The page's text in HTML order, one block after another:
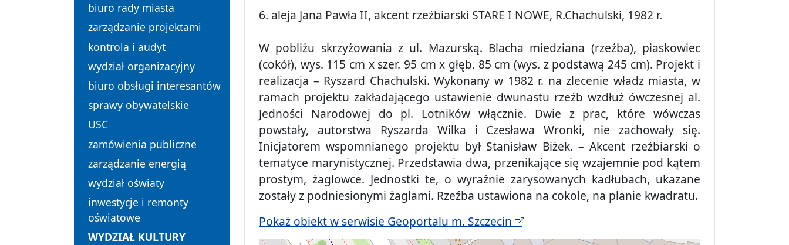
biuro rady miasta
zarządzanie projektami
kontrola i audyt
wydział organizacyjny
biuro obsługi interesantów
sprawy obywatelskie
USC
zamówienia publiczne
zarządzanie energią
wydział oświaty
inwestycje i remonty
oświatowe
WYDZIAŁ KULTURY
6. aleja Jana Pawła II, akcent rzeźbiarski STARE I NOWE, R.Chachulski, 1982 r.
W pobliżu skrzyżowania z ul. Mazurską. Blacha miedziana (rzeźba), piaskowiec
(cokół), wys. 115 cm x szer. 95 cm x głęb. 85 cm (wys. z podstawą 245 cm). Projekt i
realizacja – Ryszard Chachulski. Wykonany w 1982 r. na zlecenie władz miasta, w
ramach projektu zakładającego ustawienie dwunastu rzeźb wzdłuż ówczesnej al.
Jedności Narodowej do pl. Lotników włącznie. Dwie z prac, które wówczas
powstały, autorstwa Ryszarda Wilka i Czesława Wronki, nie zachowały się.
Inicjatorem wspomnianego projektu był Stanisław Biżek. – Akcent rzeźbiarski o
tematyce marynistycznej. Przedstawia dwa, przenikające się wzajemnie pod kątem
prostym, żaglowce. Jednostki te, o wyraźnie zarysowanych kadłubach, ukazane
zostały z podniesionymi żaglami. Rzeźba ustawiona na cokole, na planie kwadratu.
Pokaż obiekt w serwisie Geoportalu m. Szczecin